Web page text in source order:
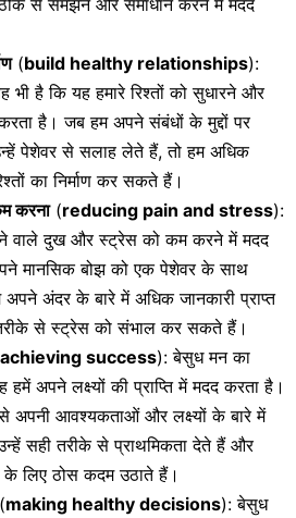
(build healthy relationships):
भी है कि यह हमारे रिश्तों को सुधारने और
है। जब हम अपने संबंधों के मुद्दों पर
पेशेवर से सलाह लेते हैं, तो हम अधिक
का निर्माण कर सकते हैं।
करना(reducing pain and stress):
वाले दुख और स्ट्रेस को कम करने में मदद
मानसिक बोझ को एक पेशेवर के साथ
अंदर के बारे में अधिक जानकारी प्राप्त
से स्ट्रेस को संभाल कर सकते हैं।
achieving success): बेसुध मन का
हमें अपने लक्ष्यों की प्राप्ति में मदद करता है।
अपनी आवश्यकताओं और लक्ष्यों के बारे में
सही तरीके से प्राथमिकता देते हैं और
लिए ठोस कदम उठाते हैं।
making healthy decisions): बेसुध